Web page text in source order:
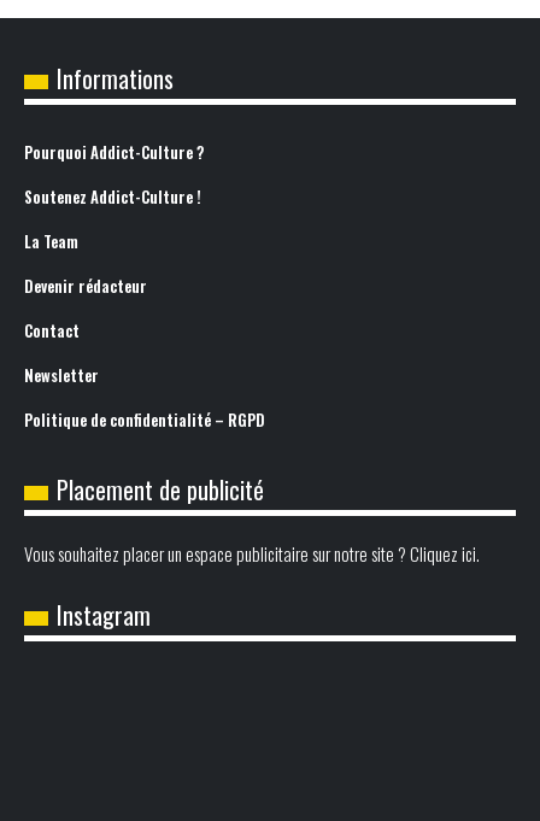
Informations
Pourquoi Addict-Culture ?
Soutenez Addict-Culture !
La Team
Devenir rédacteur
Contact
Newsletter
Politique de confidentialité – RGPD
Placement de publicité
Vous souhaitez placer un espace publicitaire sur notre site ? Cliquez ici.
Instagram